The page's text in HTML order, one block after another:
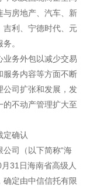
与房地产、汽车、新
吉利、宁德时代、元
。
务外包以减少交易
服务内容等方面不断
公司扩张和发展，发
的不动产管理扩大至
定确认
公司（以下简称“海
31日海南省高级人
确定由中信信托有限